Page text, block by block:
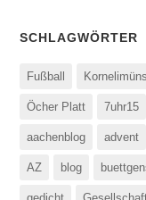
SCHLAGWÖRTER
Fußball
Öcher Platt 7uhr15
aachenblog advent
AZ blog